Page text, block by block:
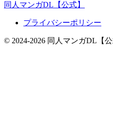
同人マンガDL【公式】
プライバシーポリシー
© 2024-2026 同人マンガDL【